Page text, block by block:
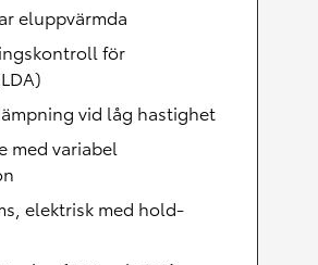
eluppvärmda
för
vid låg hastighet
med variabel
elektrisk med hold-